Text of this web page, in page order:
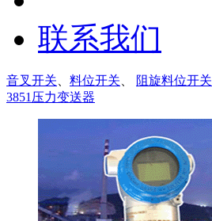
联系我们
音叉开关 料位开关 阻旋料位开关
3851压力变送器